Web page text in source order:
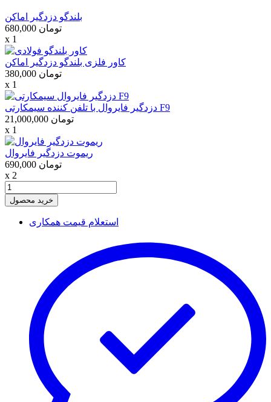
بلندگو دزدگیر اماکن
680,000 تومان
x 1
کاور فلزی بلندگو دزدگیر اماکن
380,000 تومان
x 1
دزدگیر فایروال با تلفن کننده سیمکارتی F9
21,000,000 تومان
x 1
ریموت دزدگیر فایروال
690,000 تومان
x 2
خرید محصول
استعلام قیمت همکاری